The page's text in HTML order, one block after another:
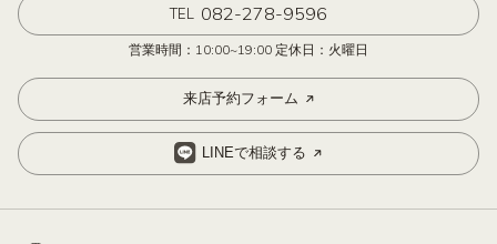
TEL 082-278-9596
営業時間：10:00~19:00 定休日：火曜日
来店予約フォーム
LINEで相談する